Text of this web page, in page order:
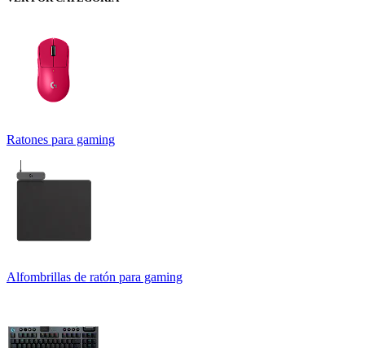
Ratones para gaming
Alfombrillas de ratón para gaming